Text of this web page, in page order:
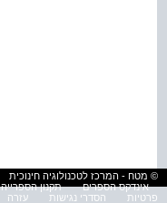
© מטח - המרכז לטכנולוגיה חינוכית
אינדקס הספרים
תקנון הספרייה
פרטיות
הסדרי נגישות עזרה